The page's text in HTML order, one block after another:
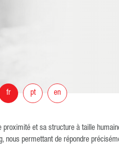
fr pt en
et sa structure à taille
nous permettant de répondre